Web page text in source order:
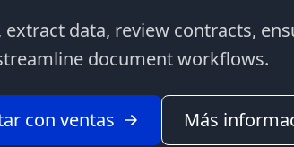
data, review contracts,
document workflows.
con ventas Más